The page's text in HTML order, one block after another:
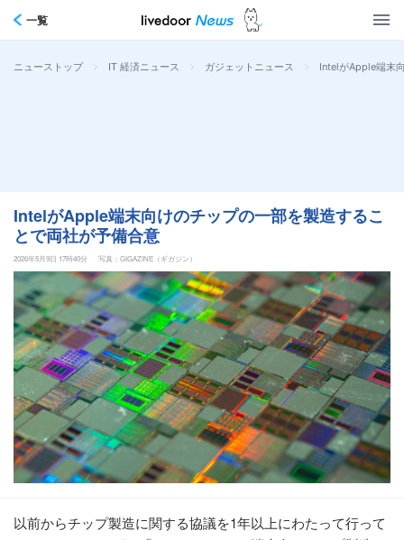
一覧
ニューストップ > IT 経済ニュース > ガジェットニュース > IntelがApple端末
IntelがApple端末向けのチップの一部を製造するこ
とで両社が予備合意
2026年5月9日 17時40分 写真：GIGAZINE（ギガジン）
以前からチップ製造に関する協議を1年以上にわたって行って